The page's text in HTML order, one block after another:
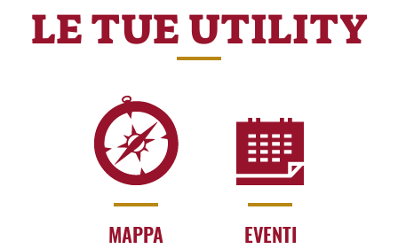
LE TUE UTILITY
MAPPA EVENTI